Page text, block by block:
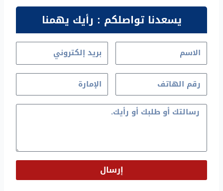
يسعدنا تواصلكم : رأيك يهمنا
إرسال